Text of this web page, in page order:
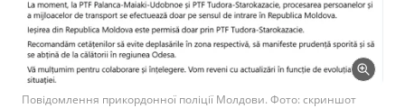
Повідомлення прикордонної поліції Молдови. Фото: скриншот